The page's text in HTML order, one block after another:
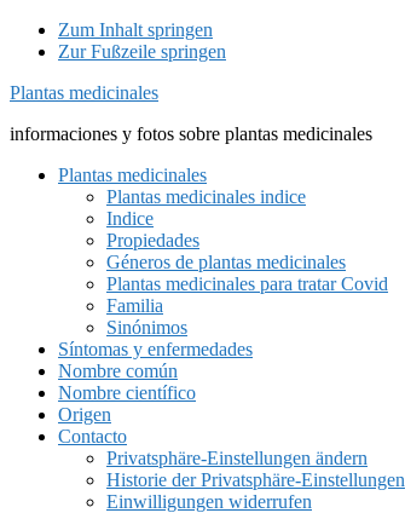
Zum Inhalt springen
Zur Fußzeile springen
Plantas medicinales
informaciones y fotos sobre plantas medicinales
Plantas medicinales
Plantas medicinales indice
Indice
Propiedades
Géneros de plantas medicinales
Plantas medicinales para tratar Covid
Familia
Sinónimos
Síntomas y enfermedades
Nombre común
Nombre científico
Origen
Contacto
Privatsphäre-Einstellungen ändern
Historie der Privatsphäre-Einstellungen
Einwilligungen widerrufen